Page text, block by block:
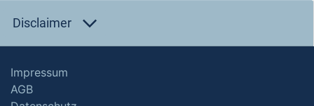
Disclaimer
Impressum
AGB